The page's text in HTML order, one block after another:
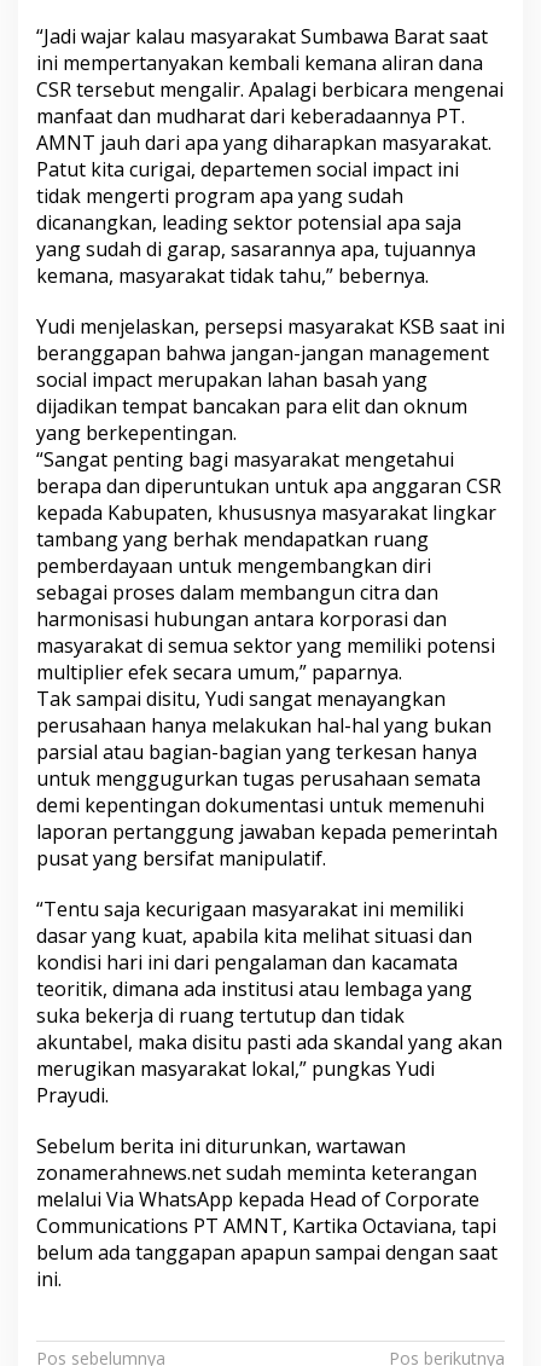
“Jadi wajar kalau masyarakat Sumbawa Barat saat
ini mempertanyakan kembali kemana aliran dana
CSR tersebut mengalir. Apalagi berbicara mengenai
manfaat dan mudharat dari keberadaannya PT.
AMNT jauh dari apa yang diharapkan masyarakat.
Patut kita curigai, departemen social impact ini
tidak mengerti program apa yang sudah
dicanangkan, leading sektor potensial apa saja
yang sudah di garap, sasarannya apa, tujuannya
kemana, masyarakat tidak tahu,” bebernya.
Yudi menjelaskan, persepsi masyarakat KSB saat ini
beranggapan bahwa jangan-jangan management
social impact merupakan lahan basah yang
dijadikan tempat bancakan para elit dan oknum
yang berkepentingan.
“Sangat penting bagi masyarakat mengetahui
berapa dan diperuntukan untuk apa anggaran CSR
kepada Kabupaten, khususnya masyarakat lingkar
tambang yang berhak mendapatkan ruang
pemberdayaan untuk mengembangkan diri
sebagai proses dalam membangun citra dan
harmonisasi hubungan antara korporasi dan
masyarakat di semua sektor yang memiliki potensi
multiplier efek secara umum,” paparnya.
Tak sampai disitu, Yudi sangat menayangkan
perusahaan hanya melakukan hal-hal yang bukan
parsial atau bagian-bagian yang terkesan hanya
untuk menggugurkan tugas perusahaan semata
demi kepentingan dokumentasi untuk memenuhi
laporan pertanggung jawaban kepada pemerintah
pusat yang bersifat manipulatif.
“Tentu saja kecurigaan masyarakat ini memiliki
dasar yang kuat, apabila kita melihat situasi dan
kondisi hari ini dari pengalaman dan kacamata
teoritik, dimana ada institusi atau lembaga yang
suka bekerja di ruang tertutup dan tidak
akuntabel, maka disitu pasti ada skandal yang akan
merugikan masyarakat lokal,” pungkas Yudi
Prayudi.
Sebelum berita ini diturunkan, wartawan
zonamerahnews.net sudah meminta keterangan
melalui Via WhatsApp kepada Head of Corporate
Communications PT AMNT, Kartika Octaviana, tapi
belum ada tanggapan apapun sampai dengan saat
ini.
Pos sebelumnya Pos berikutnya